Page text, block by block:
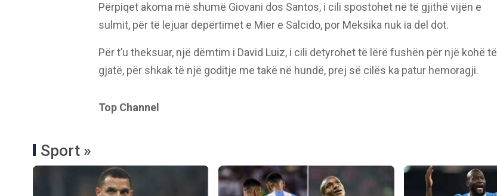
Përpiqet akoma më shumë Giovani dos Santos, i cili spostohet në të gjithë vijën e
sulmit, për të lejuar depërtimet e Mier e Salcido, por Meksika nuk ia del dot.
Për t’u theksuar, një dëmtim i David Luiz, i cili detyrohet të lërë fushën për një kohë të
gjatë, për shkak të një goditje me takë në hundë, prej së cilës ka patur hemoragji.
Top Channel
Sport »